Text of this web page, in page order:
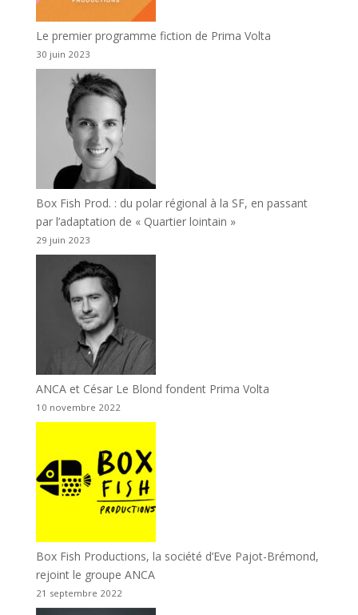
Le premier programme fiction de Prima Volta
30 juin 2023
Box Fish Prod. : du polar régional à la SF, en passant
par l’adaptation de « Quartier lointain »
29 juin 2023
ANCA et César Le Blond fondent Prima Volta
10 novembre 2022
Box Fish Productions, la société d’Eve Pajot-Brémond,
rejoint le groupe ANCA
21 septembre 2022